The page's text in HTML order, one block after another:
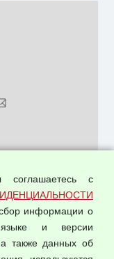
данных
с
информации о
и версии
также данных об